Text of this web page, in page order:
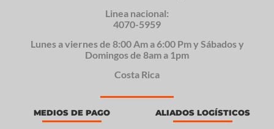
Linea nacional:
4070-5959
Lunes a viernes de 8:00 Am a 6:00 Pm y Sábados y
Domingos de 8am a 1pm
Costa Rica
MEDIOS DE PAGO ALIADOS LOGÍSTICOS